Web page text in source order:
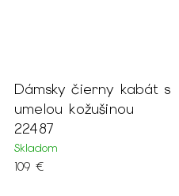
Dámsky čierny kabát s
umelou kožušinou
22487
Skladom
109 €